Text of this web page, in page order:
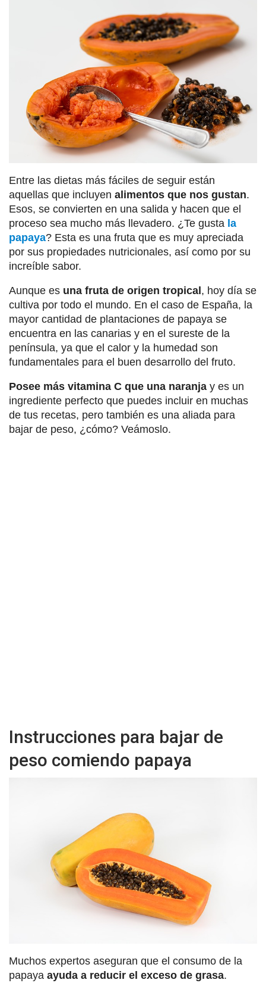
Entre las dietas más fáciles de seguir están
aquellas que incluyen alimentos que nos gustan.
Esos, se convierten en una salida y hacen que el
proceso sea mucho más llevadero. ¿Te gusta la
papaya? Esta es una fruta que es muy apreciada
por sus propiedades nutricionales, así como por su
increíble sabor.
Aunque es una fruta de origen tropical , hoy día se
cultiva por todo el mundo. En el caso de España, la
mayor cantidad de plantaciones de papaya se
encuentra en las canarias y en el sureste de la
península, ya que el calor y la humedad son
fundamentales para el buen desarrollo del fruto.
Posee más vitamina C que una naranja y es un
ingrediente perfecto que puedes incluir en muchas
de tus recetas, pero también es una aliada para
bajar de peso, ¿cómo? Veámoslo.
Instrucciones para bajar de
peso comiendo papaya
Muchos expertos aseguran que el consumo de la
papaya ayuda a reducir el exceso de grasa.